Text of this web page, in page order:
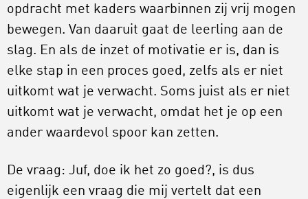
opdracht met kaders waarbinnen zij vrij mogen
bewegen. Van daaruit gaat de leerling aan de
slag. En als de inzet of motivatie er is, dan is
elke stap in een proces goed, zelfs als er niet
uitkomt wat je verwacht. Soms juist als er niet
uitkomt wat je verwacht, omdat het je op een
ander waardevol spoor kan zetten.
De vraag: Juf, doe ik het zo goed?, is dus
eigenlijk een vraag die mij vertelt dat een